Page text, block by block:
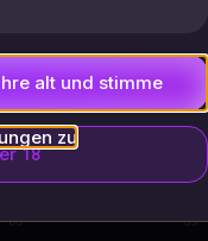
alt und stimme
zu
18
6 8